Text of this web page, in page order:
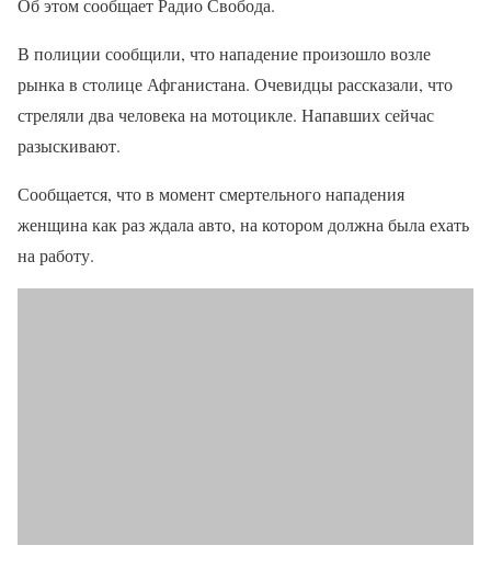
Об этом сообщает Радио Свобода.
В полиции сообщили, что нападение произошло возле
рынка в столице Афганистана. Очевидцы рассказали, что
стреляли два человека на мотоцикле. Напавших сейчас
разыскивают.
Сообщается, что в момент смертельного нападения
женщина как раз ждала авто, на котором должна была ехать
на работу.